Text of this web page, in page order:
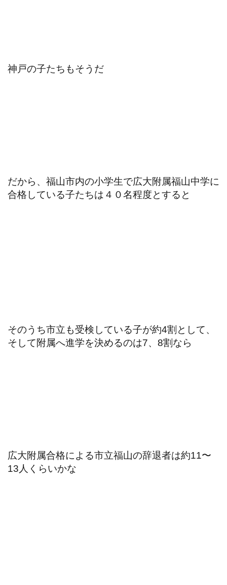
神戸の子たちもそうだ
だから、福山市内の小学生で広大附属福山中学に
合格している子たちは４０名程度とすると
そのうち市立も受検している子が約4割として、
そして附属へ進学を決めるのは7、8割なら
広大附属合格による市立福山の辞退者は約11〜
13人くらいかな